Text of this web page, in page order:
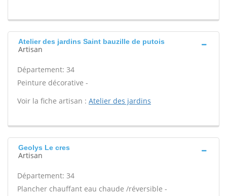
Atelier des jardins Saint bauzille de putois
Artisan
Département: 34
Peinture décorative -
Voir la fiche artisan : Atelier des jardins
Geolys Le cres
Artisan
Département: 34
Plancher chauffant eau chaude /réversible -